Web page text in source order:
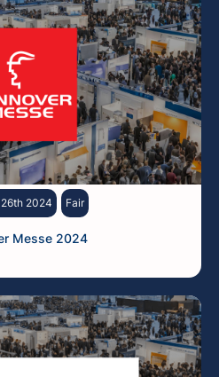
2024 Fair
Messe 2024